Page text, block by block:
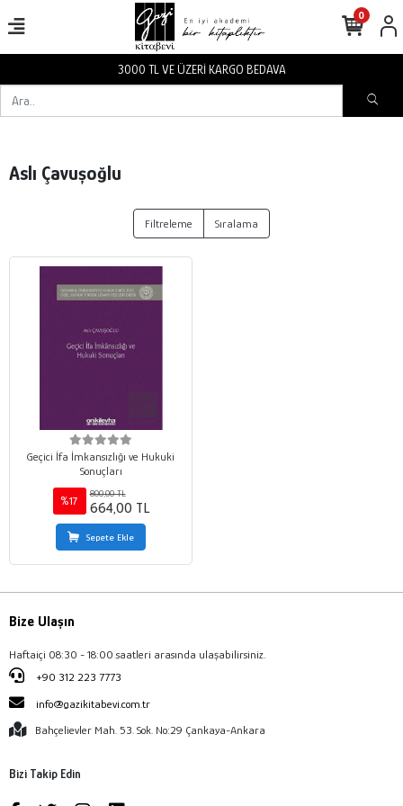
3000 TL VE ÜZERİ KARGO BEDAVA
0
Aslı Çavuşoğlu
Filtreleme Sıralama
Geçici İfa İmkansızlığı ve Hukuki
Sonuçları
%17
800,00 TL
664,00 TL
Sepete Ekle
Bize Ulaşın
Haftaiçi 08:30 - 18:00 saatleri arasında ulaşabilirsiniz.
+90 312 223 7773
info@gazikitabevi.com.tr
Bahçelievler Mah. 53. Sok. No:29 Çankaya-Ankara
Bizi Takip Edin